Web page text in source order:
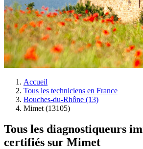
Accueil
Tous les techniciens en France
Bouches-du-Rhône (13)
Mimet (13105)
Tous les diagnostiqueurs
certifiés sur Mimet